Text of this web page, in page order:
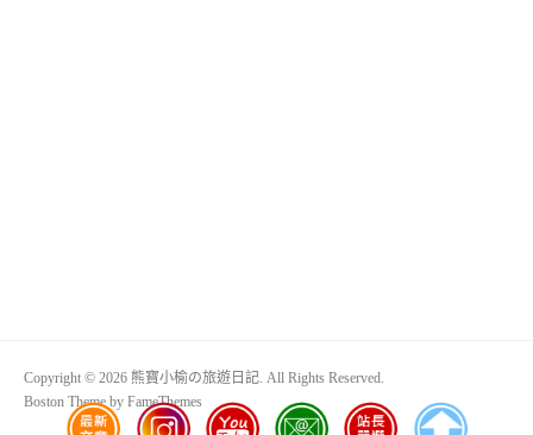
Copyright © 2026 熊寶小榆の旅遊日記. All Rights Reserved.
Boston Theme by FameThemes